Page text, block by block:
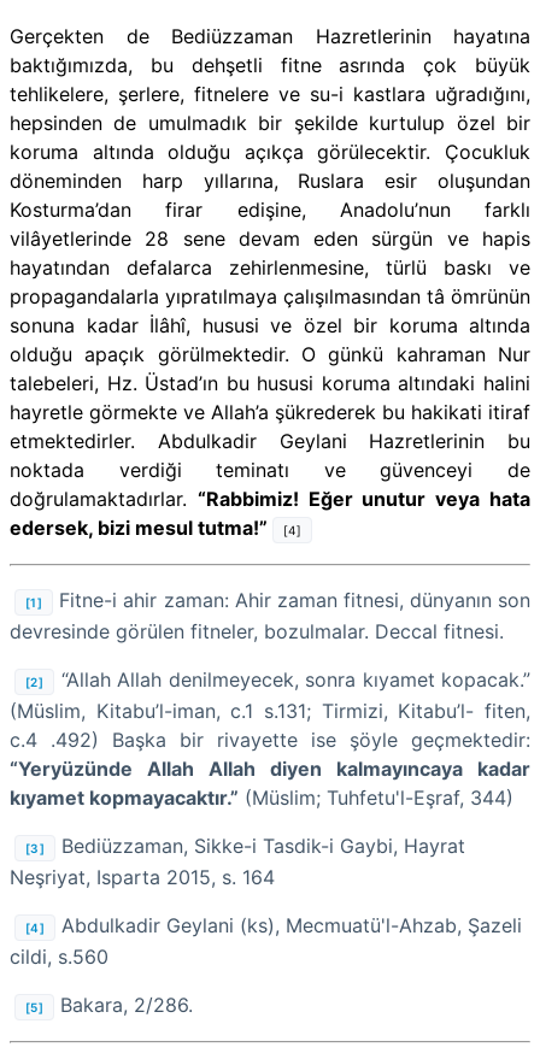
Gerçekten de Bediüzzaman Hazretlerinin hayatına
baktığımızda, bu dehşetli fitne asrında çok büyük
tehlikelere, şerlere, fitnelere ve su-i kastlara uğradığını,
hepsinden de umulmadık bir şekilde kurtulup özel bir
koruma altında olduğu açıkça görülecektir. Çocukluk
döneminden harp yıllarına, Ruslara esir oluşundan
Kosturma’dan firar edişine, Anadolu’nun farklı
vilâyetlerinde 28 sene devam eden sürgün ve hapis
hayatından defalarca zehirlenmesine, türlü baskı ve
propagandalarla yıpratılmaya çalışılmasından tâ ömrünün
sonuna kadar İlâhî, hususi ve özel bir koruma altında
olduğu apaçık görülmektedir. O günkü kahraman Nur
talebeleri, Hz. Üstad’ın bu hususi koruma altındaki halini
hayretle görmekte ve Allah’a şükrederek bu hakikati itiraf
etmektedirler. Abdulkadir Geylani Hazretlerinin bu
noktada verdiği teminatı ve güvenceyi de
doğrulamaktadırlar. “Rabbimiz! Eğer unutur veya hata
edersek, bizi mesul tutma!”
[4]
[1]
Fitne-i ahir zaman: Ahir zaman fitnesi, dünyanın son
devresinde görülen fitneler, bozulmalar. Deccal fitnesi.
[2]
“Allah Allah denilmeyecek, sonra kıyamet kopacak.”
(Müslim, Kitabu’l-iman, c.1 s.131; Tirmizi, Kitabu’l- fiten,
c.4 .492) Başka bir rivayette ise şöyle geçmektedir:
“Yeryüzünde Allah Allah diyen kalmayıncaya kadar
kıyamet kopmayacaktır.” (Müslim; Tuhfetu'l-Eşraf, 344)
[3]
Bediüzzaman, Sikke-i Tasdik-i Gaybi, Hayrat
Neşriyat, Isparta 2015, s. 164
[4]
Abdulkadir Geylani (ks), Mecmuatü'l-Ahzab, Şazeli
cildi, s.560
[5] Bakara, 2/286.